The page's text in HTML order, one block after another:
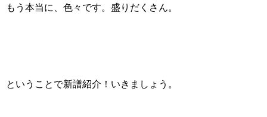
もう本当に、色々です。盛りだくさん。
ということで新譜紹介！いきましょう。